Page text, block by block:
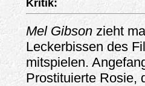
Kritik:
Mel Gibson zieht
Leckerbissen des
mitspielen.
Prostituierte Rosie,